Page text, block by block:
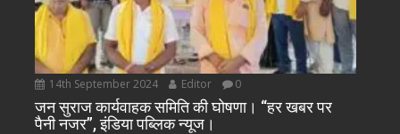
14th September 2024 Editor 0
जन सुराज कार्यवाहक समिति की घोषणा। “हर खबर पर
पैनी नजर”, इंडिया पब्लिक न्यूज।